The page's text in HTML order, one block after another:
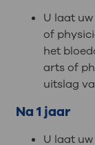
U laat
of
het
arts of
uitslag
Na 1 jaar
U laat